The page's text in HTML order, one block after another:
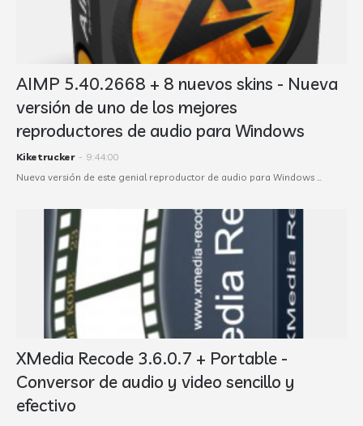
AIMP 5.40.2668 + 8 nuevos skins - Nueva
versión de uno de los mejores
reproductores de audio para Windows
Kiketrucker - 9:44:00
Nueva versión de este genial reproductor de audio para Windows …
XMedia Recode 3.6.0.7 + Portable -
Conversor de audio y video sencillo y
efectivo